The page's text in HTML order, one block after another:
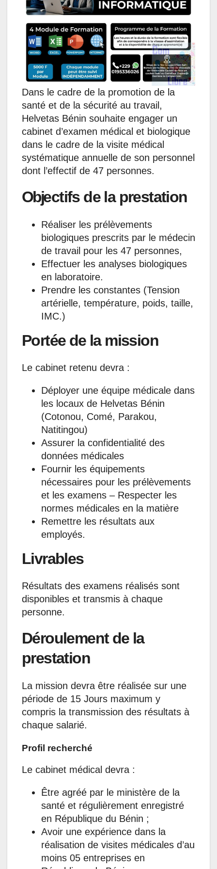
p
p
o
k
I
n
g
e
r
a
m
Dans le cadre de la promotion de la
santé et de la sécurité au travail,
Helvetas Bénin souhaite engager un
cabinet d’examen médical et biologique
dans le cadre de la visite médical
systématique annuelle de son personnel
dont l’effectif de 47 personnes.
Objectifs de la prestation
Réaliser les prélèvements
biologiques prescrits par le médecin
de travail pour les 47 personnes,
Effectuer les analyses biologiques
en laboratoire.
Prendre les constantes (Tension
artérielle, température, poids, taille,
IMC.)
Portée de la mission
Le cabinet retenu devra :
Déployer une équipe médicale dans
les locaux de Helvetas Bénin
(Cotonou, Comé, Parakou,
Natitingou)
Assurer la confidentialité des
données médicales
Fournir les équipements
nécessaires pour les prélèvements
et les examens – Respecter les
normes médicales en la matière
Remettre les résultats aux
employés.
Livrables
Résultats des examens réalisés sont
disponibles et transmis à chaque
personne.
Déroulement de la
prestation
La mission devra être réalisée sur une
période de 15 Jours maximum y
compris la transmission des résultats à
chaque salarié.
Profil recherché
Le cabinet médical devra :
Être agréé par le ministère de la
santé et régulièrement enregistré
en République du Bénin ;
Avoir une expérience dans la
réalisation de visites médicales d’au
moins 05 entreprises en